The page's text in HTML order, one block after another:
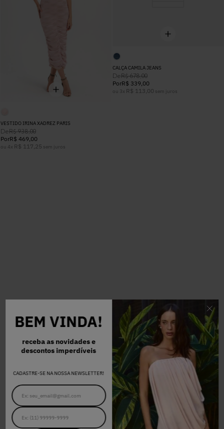
BEM VINDA!
receba as novidades e
descontos imperdíveis
CADASTRE-SE NA NOSSA NEWSLETTER!
VESTIDO IRINA XADREZ PARIS
DeR$ 938,00
PorR$ 469,00
ou 4 x R$ 117,25 sem juros
CALÇA CAMILA JEANS
DeR$ 678,00
PorR$ 339,00
ou 3 x R$ 113,00 sem juros